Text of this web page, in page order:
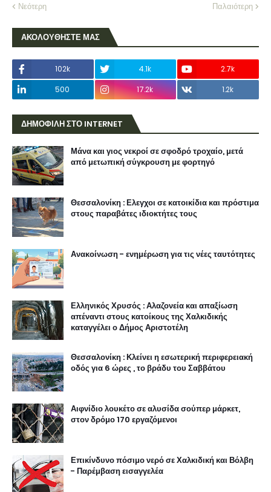
Νεότερη Παλαιότερη
ΑΚΟΛΟΥΘΗΣΤΕ ΜΑΣ
102k 4.1k
2.7k
500
17.2k 1.2k
ΔΗΜΟΦΙΛΗ ΣΤΟ INTERNET
Μάνα και γιος νεκροί σε σφοδρό τροχαίο, μετά
από μετωπική σύγκρουση με φορτηγό
Θεσσαλονίκη : Ελεγχοι σε κατοικίδια και πρόστιμα
στους παραβάτες ιδιοκτήτες τους
Ανακοίνωση - ενημέρωση για τις νέες ταυτότητες
Ελληνικός Χρυσός : Αλαζονεία και απαξίωση
απέναντι στους κατοίκους της Χαλκιδικής
καταγγέλει ο Δήμος Αριστοτέλη
Θεσσαλονίκη : Κλείνει η εσωτερική περιφερειακή
οδός για 6 ώρες , το βράδυ του Σαββάτου
Αιφνίδιο λουκέτο σε αλυσίδα σούπερ μάρκετ,
στον δρόμο 170 εργαζόμενοι
Επικίνδυνο πόσιμο νερό σε Χαλκιδική και Βόλβη
- Παρέμβαση εισαγγελέα